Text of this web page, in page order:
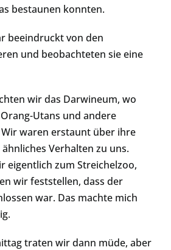
bestaunen konnten.
beeindruckt von den
und beobachteten sie eine
wir das Darwineum, wo
Utans und andere
waren erstaunt über ihre
Verhalten zu uns.
eigentlich zum Streichelzoo,
wir feststellen, dass der
war. Das machte mich
traten wir dann müde, aber